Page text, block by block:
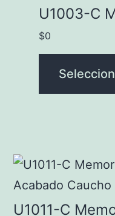
producto
U1003-C
$0
producto
tiene
variantes.
Las
elegir
en
U1011-C
Este
producto
tiene